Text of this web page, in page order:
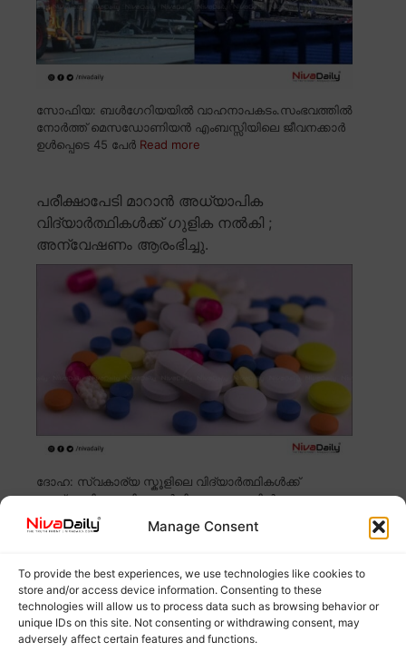
Manage Consent
To provide the best experiences, we use technologies like cookies to
store and/or access device information. Consenting to these
technologies will allow us to process data such as browsing behavior or
unique IDs on this site. Not consenting or withdrawing consent, may
adversely affect certain features and functions.
സോഫിയ: ബൾഗേറിയയിൽ വാഹനാപകടം.സംഭവത്തിൽ
നോർത്ത് മെസഡോണിയൻ എംബസ്സിയിലെ ജീവനക്കാർ
ഉൾപ്പെടെ 45 പേർ Read more
പരീക്ഷാപേടി മാറാൻ അധ്യാപിക
വിദ്യാർത്ഥികൾക്ക് ഗുളിക നൽകി ;
അന്വേഷണം ആരംഭിച്ചു.
ദോഹ: സ്വകാര്യ സ്കൂളിലെ വിദ്യാർത്ഥികൾക്ക്
ആധ്യാപിക ഗുളിക നൽകിയ സംഭവത്തിൽ
അന്വേഷണം ആരംഭിച്ചു.
അമേരിക്കയിലെ വിസ്കോസിൻ ക്രിസ്തുമസ്സ്
പരേഡിനിടെ വാഹനം പാഞ്ഞുകയറി ;
നിരവധിപേർക്ക് പരിക്ക്.